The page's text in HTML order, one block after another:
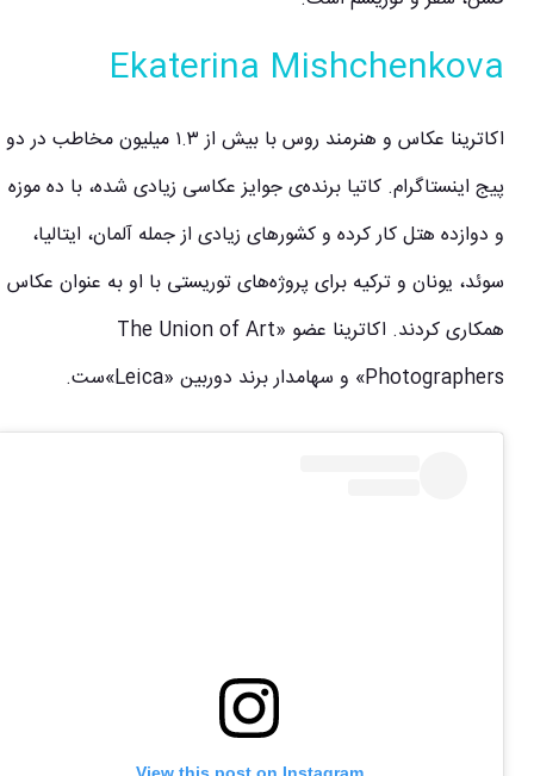
Ekaterina Mishchenkova
اکاترینا عکاس و هنرمند روس با بیش از ۱.۳ میلیون مخاطب در دو
پیج اینستاگرام. کاتیا برنده‌ی جوایز عکاسی زیادی شده، با ده موزه‌
و دوازده هتل کار کرده و کشورهای زیادی از جمله آلمان، ایتالیا،
سوئد، یونان و ترکیه برای پرو‌ژه‌های توریستی با او به عنوان عکاس
همکاری کردند. اکاترینا عضو «The Union of Art
Photographers» و سهامدار برند دوربین «Leica»ست.